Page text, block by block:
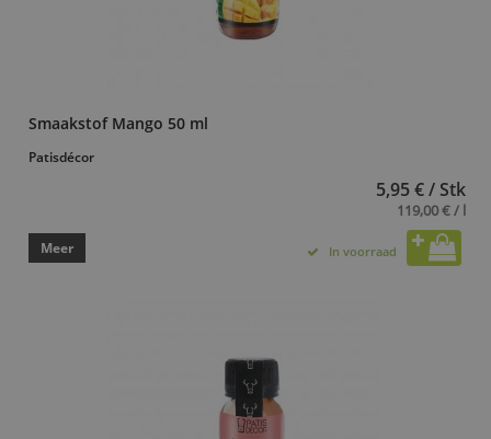
Smaakstof Mango 50 ml
Patisdécor
5,95 € / Stk
119,00 € / l
Meer In voorraad